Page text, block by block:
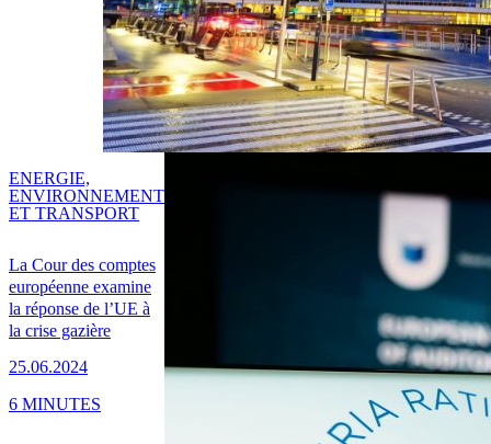
La Cour des comptes
européenne examine
la réponse de l’UE à
la crise gazière
25.06.2024
ENERGIE,
ENVIRONNEMENT
ET TRANSPORT
6 MINUTES